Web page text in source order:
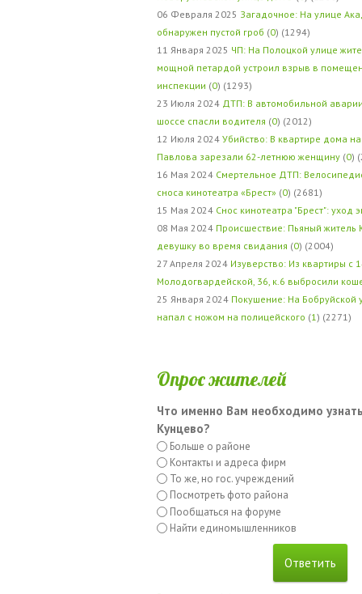
06 Февраля 2025 Загадочное: На улице
обнаружен пустой гроб (0) (1294)
11 Января 2025 ЧП: На Полоцкой улице
мощной петардой устроил взрыв в
инспекции (0) (1293)
23 Июля 2024 ДТП: В автомобильной
шоссе спасли водителя (0) (2012)
12 Июля 2024 Убийство: В квартире дома
Павлова зарезали 62-летнюю женщину (0)
16 Мая 2024 Смертельное ДТП:
сноса кинотеатра «Брест» (0) (2681)
15 Мая 2024 Снос кинотеатра "Брест": уход
08 Мая 2024 Происшествие: Пьяный житель
девушку во время свидания (0) (2004)
27 Апреля 2024 Изуверство: Из квартиры с
Молодогвардейской, 36, к.6 выбросили
25 Января 2024 Покушение: На Бобруйской
напал с ножом на полицейского (1 ) (2271)
Опрос жителей
Что именно Вам необходимо
Кунцево?
Больше о районе
Контакты и адреса фирм
То же, но гос. учреждений
Посмотреть фото района
Пообщаться на форуме
Найти единомышленников